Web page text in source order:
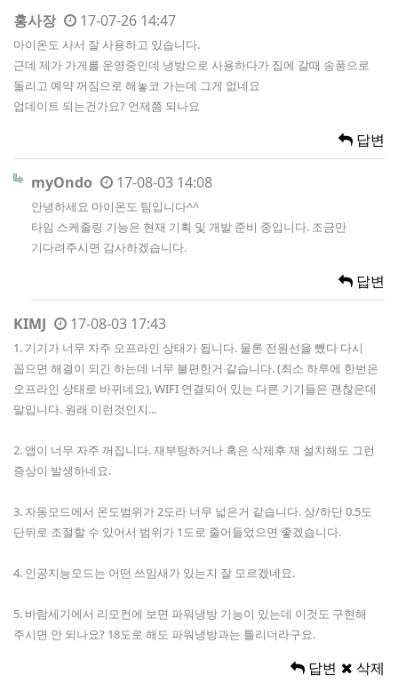
홍사장 17-07-26 14:47
마이온도 사서 잘 사용하고 있습니다.
근데 제가 가게를 운영중인데 냉방으로 사용하다가 집에 갈때 송풍으로
돌리고 예약 꺼짐으로 해놓코 가는데 그게 없네요
업데이트 되는건가요? 언제쯤 되나요
답변
myOndo 17-08-03 14:08
안녕하세요 마이온도 팀입니다^^
타임 스케줄링 기능은 현재 기획 및 개발 준비 중입니다. 조금만
기다려주시면 감사하겠습니다.
답변
KIMJ 17-08-03 17:43
1. 기기가 너무 자주 오프라인 상태가 됩니다. 물론 전원선을 뺐다 다시
꼽으면 해결이 되긴 하는데 너무 불편한거 같습니다. (최소 하루에 한번은
오프라인 상태로 바뀌네요), WIFI 연결되어 있는 다른 기기들은 괜찮은데
말입니다. 원래 이런것인지...
2. 앱이 너무 자주 꺼집니다. 재부팅하거나 혹은 삭제후 재 설치해도 그런
증상이 발생하네요.
3. 자동모드에서 온도범위가 2도라 너무 넓은거 같습니다. 상/하단 0.5도
단뒤로 조절할 수 있어서 범위가 1도로 줄어들었으면 좋겠습니다.
4. 인공지능모드는 어떤 쓰임새가 있는지 잘 모르겠네요.
5. 바람세기에서 리모컨에 보면 파워냉방 기능이 있는데 이것도 구현해
주시면 안 되나요? 18도로 해도 파워냉방과는 틀리더라구요.
답변 삭제